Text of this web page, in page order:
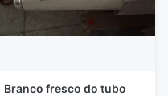
Branco fresco do tubo